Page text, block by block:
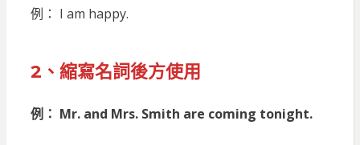
例： I am happy.
2、縮寫名詞後方使用
例： Mr. and Mrs. Smith are coming tonight.